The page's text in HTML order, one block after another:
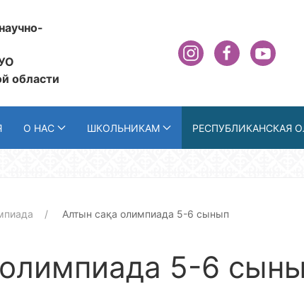
области
О НАС ШКОЛЬНИКАМ РЕСПУБЛИКАНСКАЯ
Алтын сақа олимпиада 5-6 сынып
5-6